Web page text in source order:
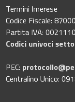
Termini Imerese
Codice Fiscale:
Partita IVA:
Codici univoci
PEC:
Centralino Unico: